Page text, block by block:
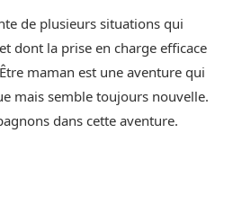
de plusieurs situations qui
dont la prise en charge efficace
maman est une aventure qui
mais semble toujours nouvelle.
dans cette aventure.